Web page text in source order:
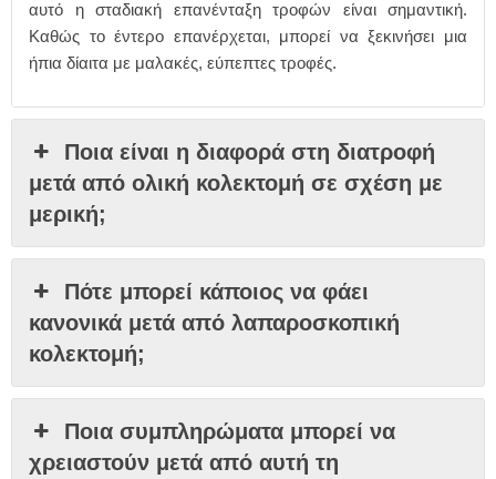
αυτό η σταδιακή επανένταξη τροφών είναι σημαντική.
Καθώς το έντερο επανέρχεται, μπορεί να ξεκινήσει μια
ήπια δίαιτα με μαλακές, εύπεπτες τροφές.
Ποια είναι η διαφορά στη διατροφή
μετά από ολική κολεκτομή σε σχέση με
μερική;
Πότε μπορεί κάποιος να φάει
κανονικά μετά από λαπαροσκοπική
κολεκτομή;
Ποια συμπληρώματα μπορεί να
χρειαστούν μετά από αυτή τη